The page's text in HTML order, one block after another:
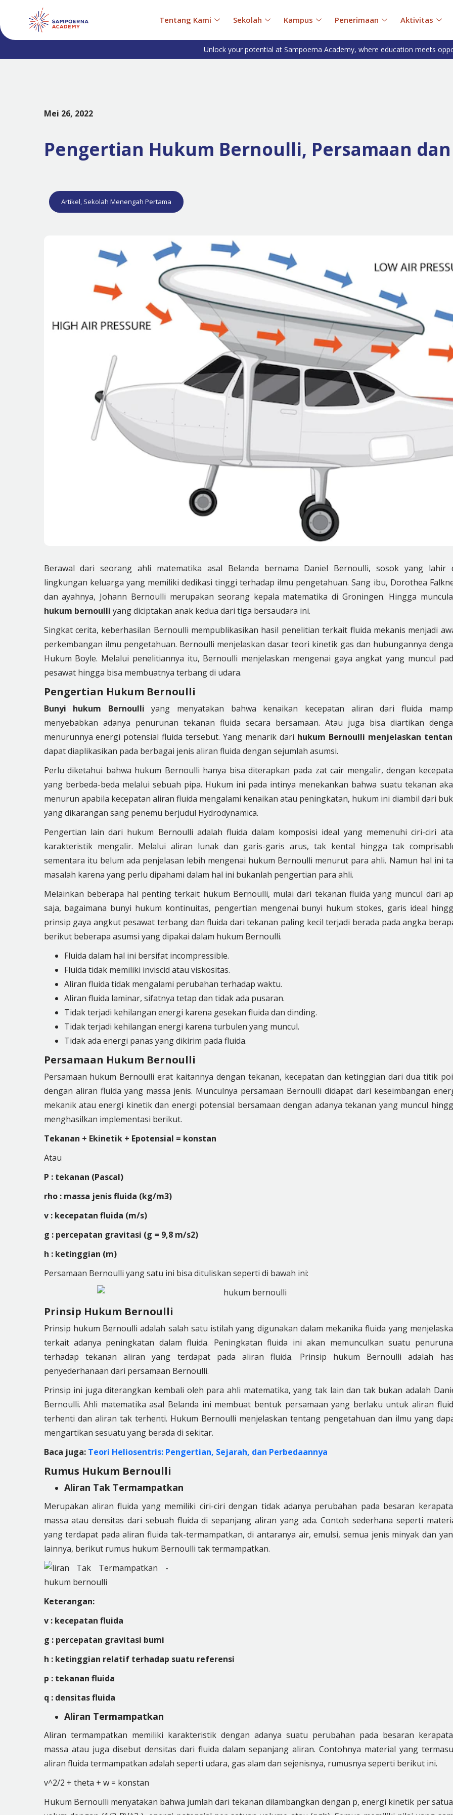
Tentang Kami Sekolah Kampus Penerimaan Aktivitas
Unlock your potential at Sampoerna Academy, where education meets
Mei 26, 2022
Pengertian Hukum Bernoulli, Persamaan dan
Artikel, Sekolah Menengah Pertama
Berawal dari seorang ahli matematika asal Belanda bernama Daniel Bernoulli, sosok yang lahir
lingkungan keluarga yang memiliki dedikasi tinggi terhadap ilmu pengetahuan. Sang ibu, Dorothea
dan ayahnya, Johann Bernoulli merupakan seorang kepala matematika di Groningen. Hingga
hukum bernoulli yang diciptakan anak kedua dari tiga bersaudara ini.
Singkat cerita, keberhasilan Bernoulli mempublikasikan hasil penelitian terkait fluida mekanis menjadi
perkembangan ilmu pengetahuan. Bernoulli menjelaskan dasar teori kinetik gas dan hubungannya
Hukum Boyle. Melalui penelitiannya itu, Bernoulli menjelaskan mengenai gaya angkat yang muncul
pesawat hingga bisa membuatnya terbang di udara.
Pengertian Hukum Bernoulli
Bunyi hukum Bernoulli yang menyatakan bahwa kenaikan kecepatan aliran dari fluida
menyebabkan adanya penurunan tekanan fluida secara bersamaan. Atau juga bisa diartikan
menurunnya energi potensial fluida tersebut. Yang menarik dari hukum Bernoulli menjelaskan
dapat diaplikasikan pada berbagai jenis aliran fluida dengan sejumlah asumsi.
Perlu diketahui bahwa hukum Bernoulli hanya bisa diterapkan pada zat cair mengalir, dengan
yang berbeda-beda melalui sebuah pipa. Hukum ini pada intinya menekankan bahwa suatu tekanan
menurun apabila kecepatan aliran fluida mengalami kenaikan atau peningkatan, hukum ini diambil dari
yang dikarangan sang penemu berjudul Hydrodynamica.
Pengertian lain dari hukum Bernoulli adalah fluida dalam komposisi ideal yang memenuhi ciri-ciri
karakteristik mengalir. Melalui aliran lunak dan garis-garis arus, tak kental hingga tak
sementara itu belum ada penjelasan lebih mengenai hukum Bernoulli menurut para ahli. Namun hal ini
masalah karena yang perlu dipahami dalam hal ini bukanlah pengertian para ahli.
Melainkan beberapa hal penting terkait hukum Bernoulli, mulai dari tekanan fluida yang muncul dari
saja, bagaimana bunyi hukum kontinuitas, pengertian mengenai bunyi hukum stokes, garis ideal
prinsip gaya angkut pesawat terbang dan fluida dari tekanan paling kecil terjadi berada pada angka
berikut beberapa asumsi yang dipakai dalam hukum Bernoulli.
Fluida dalam hal ini bersifat incompressible.
Fluida tidak memiliki inviscid atau viskositas.
Aliran fluida tidak mengalami perubahan terhadap waktu.
Aliran fluida laminar, sifatnya tetap dan tidak ada pusaran.
Tidak terjadi kehilangan energi karena gesekan fluida dan dinding.
Tidak terjadi kehilangan energi karena turbulen yang muncul.
Tidak ada energi panas yang dikirim pada fluida.
Persamaan Hukum Bernoulli
Persamaan hukum Bernoulli erat kaitannya dengan tekanan, kecepatan dan ketinggian dari dua titik
dengan aliran fluida yang massa jenis. Munculnya persamaan Bernoulli didapat dari keseimbangan
mekanik atau energi kinetik dan energi potensial bersamaan dengan adanya tekanan yang muncul
menghasilkan implementasi berikut.
Tekanan + Ekinetik + Epotensial = konstan
Atau
P : tekanan (Pascal)
rho : massa jenis fluida (kg/m3)
v : kecepatan fluida (m/s)
g : percepatan gravitasi (g = 9,8 m/s2)
h : ketinggian (m)
Persamaan Bernoulli yang satu ini bisa dituliskan seperti di bawah ini:
Prinsip Hukum Bernoulli
Prinsip hukum Bernoulli adalah salah satu istilah yang digunakan dalam mekanika fluida yang
terkait adanya peningkatan dalam fluida. Peningkatan fluida ini akan memunculkan suatu
terhadap tekanan aliran yang terdapat pada aliran fluida. Prinsip hukum Bernoulli adalah
penyederhanaan dari persamaan Bernoulli.
Prinsip ini juga diterangkan kembali oleh para ahli matematika, yang tak lain dan tak bukan adalah
Bernoulli. Ahli matematika asal Belanda ini membuat bentuk persamaan yang berlaku untuk aliran
terhenti dan aliran tak terhenti. Hukum Bernoulli menjelaskan tentang pengetahuan dan ilmu yang
mengartikan sesuatu yang berada di sekitar.
Baca juga: Teori Heliosentris: Pengertian, Sejarah, dan Perbedaannya
Rumus Hukum Bernoulli
Aliran Tak Termampatkan
Merupakan aliran fluida yang memiliki ciri-ciri dengan tidak adanya perubahan pada besaran
massa atau densitas dari sebuah fluida di sepanjang aliran yang ada. Contoh sederhana seperti
yang terdapat pada aliran fluida tak-termampatkan, di antaranya air, emulsi, semua jenis minyak dan
lainnya, berikut rumus hukum Bernoulli tak termampatkan.
Keterangan:
v : kecepatan fluida
g : percepatan gravitasi bumi
h : ketinggian relatif terhadap suatu referensi
p : tekanan fluida
q : densitas fluida
Aliran Termampatkan
Aliran termampatkan memiliki karakteristik dengan adanya suatu perubahan pada besaran
massa atau juga disebut densitas dari fluida dalam sepanjang aliran. Contohnya material yang
aliran fluida termampatkan adalah seperti udara, gas alam dan sejenisnya, rumusnya seperti berikut ini.
v^2/2 + theta + w = konstan
Hukum Bernoulli menyatakan bahwa jumlah dari tekanan dilambangkan dengan p, energi kinetik per